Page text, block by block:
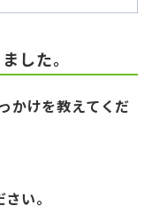
した。
かけを教えてくだ
い。